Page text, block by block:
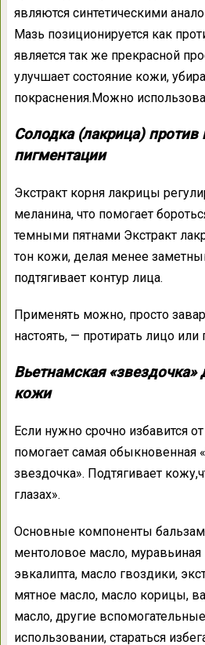
являются синтетическими
Мазь позиционируется как
является так же прекрасной
улучшает состояние кожи,
покраснения.Можно
Солодка (лакрица) против
пигментации
Экстракт корня лакрицы
меланина, что помогает
темными пятнами Экстракт
тон кожи, делая менее
подтягивает контур лица.
Применять можно, просто
настоять, — протирать лицо или
Вьетнамская
кожи
Если нужно срочно избавится
помогает самая обыкновенная
звездочка». Подтягивает
глазах».
Основные компоненты
ментоловое масло, муравьиная
эвкалипта, масло гвоздики,
мятное масло, масло корицы,
масло, другие
использовании, стараться